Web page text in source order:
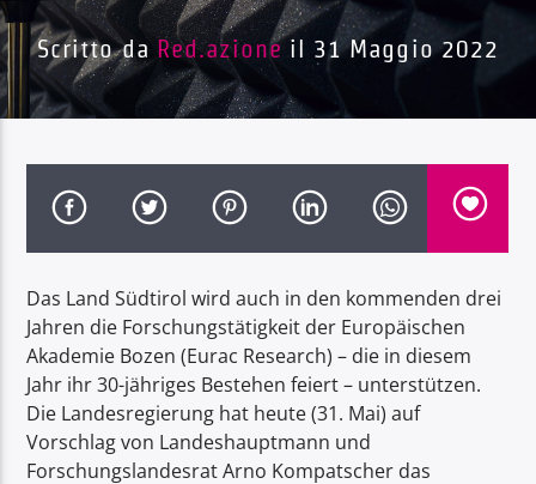
Traccia corrente
Titolo
Artista
Radio Dolomiti
Scritto da Red.azione il 31 Maggio 2022
Das Land Südtirol wird auch in den kommenden drei
Jahren die Forschungstätigkeit der Europäischen
Akademie Bozen (Eurac Research) – die in diesem
Jahr ihr 30-jähriges Bestehen feiert – unterstützen.
Die Landesregierung hat heute (31. Mai) auf
Vorschlag von Landeshauptmann und
Forschungslandesrat Arno Kompatscher das